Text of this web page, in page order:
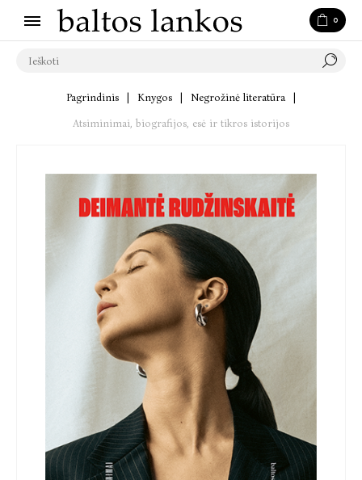
0
Pagrindinis Knygos Negrožinė literatūra
Atsiminimai, biografijos, esė ir tikros istorijos